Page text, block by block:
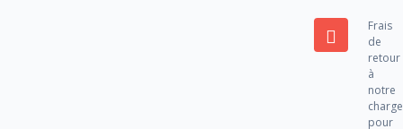
Frais
de
retour
à
notre
charge
pour